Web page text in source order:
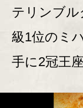
テリンブル
級1位のミ
手に2冠王